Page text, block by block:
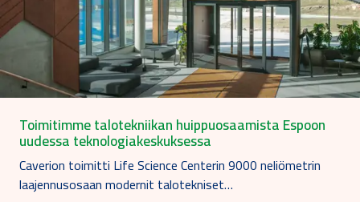
Toimitimme talotekniikan huippuosaamista Espoon
uudessa teknologiakeskuksessa
Caverion toimitti Life Science Centerin 9000 neliömetrin
laajennusosaan modernit talotekniset…